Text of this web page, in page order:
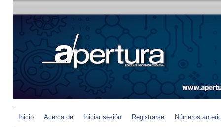
Inicio Acerca de Iniciar sesión Registrarse Números